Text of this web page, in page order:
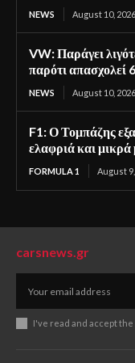
NEWS August 10, 2026
VW: Παράγει
παρότι απασχολεί
NEWS August 10, 2026
F1: Ο Τομπάζης
ελαφριά και μικρά
FORMULA 1 August
carsnews.gr
I've read and accept the